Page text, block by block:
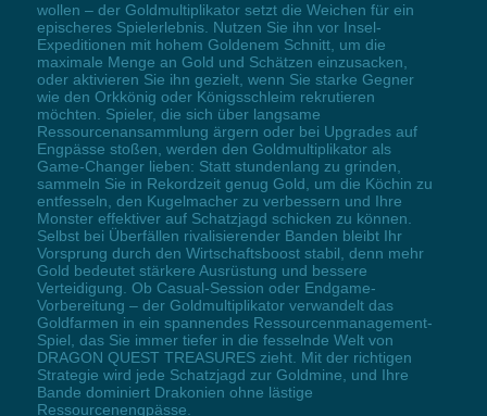
wollen – der Goldmultiplikator setzt die Weichen für ein
epischeres Spielerlebnis. Nutzen Sie ihn vor Insel-
Expeditionen mit hohem Goldenem Schnitt, um die
maximale Menge an Gold und Schätzen einzusacken,
oder aktivieren Sie ihn gezielt, wenn Sie starke Gegner
wie den Orkkönig oder Königsschleim rekrutieren
möchten. Spieler, die sich über langsame
Ressourcenansammlung ärgern oder bei Upgrades auf
Engpässe stoßen, werden den Goldmultiplikator als
Game-Changer lieben: Statt stundenlang zu grinden,
sammeln Sie in Rekordzeit genug Gold, um die Köchin zu
entfesseln, den Kugelmacher zu verbessern und Ihre
Monster effektiver auf Schatzjagd schicken zu können.
Selbst bei Überfällen rivalisierender Banden bleibt Ihr
Vorsprung durch den Wirtschaftsboost stabil, denn mehr
Gold bedeutet stärkere Ausrüstung und bessere
Verteidigung. Ob Casual-Session oder Endgame-
Vorbereitung – der Goldmultiplikator verwandelt das
Goldfarmen in ein spannendes Ressourcenmanagement-
Spiel, das Sie immer tiefer in die fesselnde Welt von
DRAGON QUEST TREASURES zieht. Mit der richtigen
Strategie wird jede Schatzjagd zur Goldmine, und Ihre
Bande dominiert Drakonien ohne lästige
Ressourcenengpässe.